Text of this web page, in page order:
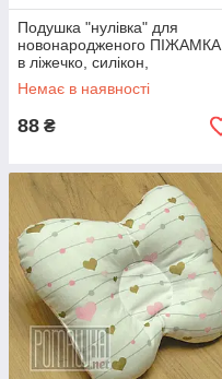
Подушка "нулівка" для
новонародженого ПІЖАМКА
в ліжечко, силікон,
гіпоалергенна, верх 100%
бавовна, 58х38 см
Немає в наявності
88 ₴